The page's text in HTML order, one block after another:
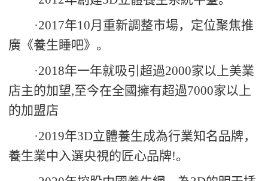
·2017年10月重新調整市場，定位聚焦推
廣《養生睡吧》。
·2018年一年就吸引超過2000家以上美業
店主的加望,至今在全國擁有超過7000家以上
的加盟店
·2019年3D立體養生成為行業知名品牌，
養生業中入選央視的匠心品牌!。